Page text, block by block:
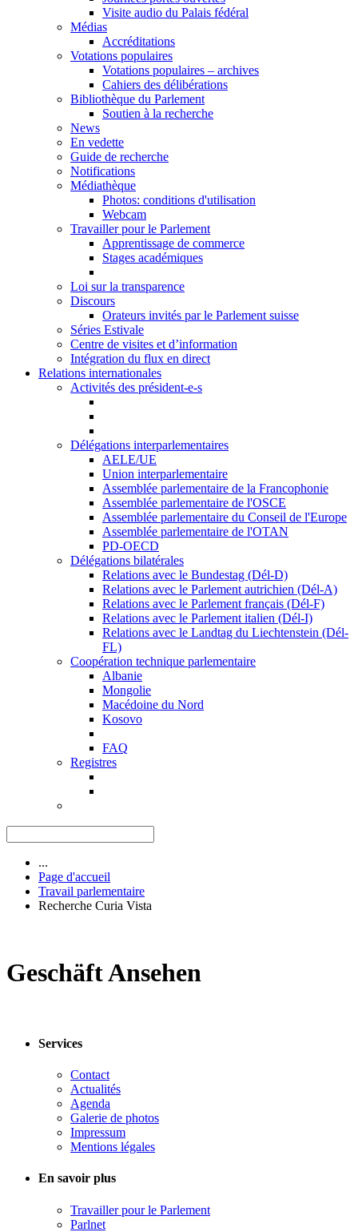
Visite audio du Palais fédéral
Médias
Accréditations
Votations populaires
Votations populaires – archives
Cahiers des délibérations
Bibliothèque du Parlement
Soutien à la recherche
News
En vedette
Guide de recherche
Notifications
Médiathèque
Photos: conditions d'utilisation
Webcam
Travailler pour le Parlement
Apprentissage de commerce
Stages académiques
Loi sur la transparence
Discours
Orateurs invités par le Parlement suisse
Séries Estivale
Centre de visites et d’information
Intégration du flux en direct
Relations internationales
Activités des président-e-s
Délégations interparlementaires
AELE/UE
Union interparlementaire
Assemblée parlementaire de la Francophonie
Assemblée parlementaire de l'OSCE
Assemblée parlementaire du Conseil de l'Europe
Assemblée parlementaire de l'OTAN
PD-OECD
Délégations bilatérales
Relations avec le Bundestag (Dél-D)
Relations avec le Parlement autrichien (Dél-A)
Relations avec le Parlement français (Dél-F)
Relations avec le Parlement italien (Dél-I)
Relations avec le Landtag du Liechtenstein (Dél-
FL)
Coopération technique parlementaire
Albanie
Mongolie
Macédoine du Nord
Kosovo
FAQ
Registres
...
Page d'accueil
Travail parlementaire
Recherche Curia Vista
Geschäft Ansehen
Services
Contact
Actualités
Agenda
Galerie de photos
Impressum
Mentions légales
En savoir plus
Travailler pour le Parlement
Parlnet